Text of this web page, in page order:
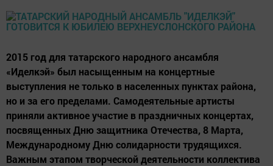
2015 год для татарского народного ансамбля
«Иделкэй» был насыщенным на концертные
выступления не только в населенных пунктах района,
но и за его пределами. Самодеятельные артисты
приняли активное участие в праздничных концертах,
посвященных Дню защитника Отечества, 8 Марта,
Международному Дню солидарности трудящихся.
Важным этапом творческой деятельности коллектива